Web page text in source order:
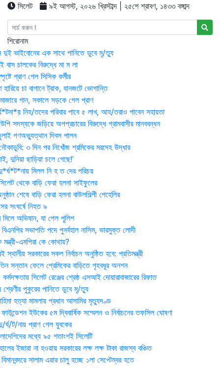
সিলেট ৯ই আগস্ট, ২০২৬ খ্রিস্টাব্দ | ২৫শে শ্রাবণ, ১৪৩৩ বঙ্গাব্দ
শিরোনাম
দুই ভাইবোনের এক সাথে পানিতে ডুবে মৃ/ত্যু
বাস চালকের বিরুদ্ধে মা ম লা
প্রাণ গেল সিসিক কর্মীর
হারিয়ে চা বাগানে ট্রাক, যানজটে ভোগান্তি
গান, সকালে সড়কে গেল প্রাণ
নিহ/তদের পরিবার পাবে ৫ লাখ, আহ/তরাও পাবেন সহায়তা
সদস্যকে জড়িয়ে অপপ্রচারের বিরুদ্ধে গ্রামবাসীর মানববন্ধন
গণঅভ্যুত্থান দিবস পালন
৩ দিন পর নিখোঁজ শ্রমিকের মরদেহ উদ্ধার
দুনিয়া ছাড়িয়া চলে গেছে!’
মিলল নি হ ত দের পরিচয়
থেকে বাড়ি ফেরা হলনা সাইফুলের
শেষে বাড়ি ফেরা হলনা বাউলশিল্পী পেহেলির
সংঘর্ষে নিহত ৯
মিলে অভিযান, যা পেল পুলিশ
সভাপতি পদে পুনর্বহাল নাসিম, ভারমুক্ত লোদী
মন্ত্রী-এমপিরা কে কোথায়?
সরকারের সকল নির্বাচন অনুষ্ঠিত হবে: প্রতিমন্ত্রী
সন্তান ফেলে প্রেমিকের বাড়িতে গৃহবধূর অনশন
সিলেট রেঞ্জের শ্রেষ্ঠ এসআই দোয়ারাবাজারের রিফাত
শ্রেণীর পুকুরের পানিতে ডুবে মৃ/ত্যু
হত্যা মামলায় প্রধান আসামির মৃত্যুদণ্ড
ইউকের ৫ম দ্বিবার্ষিক সম্মেলন ও নির্বাচনের তফসিল ঘোষণা
ট/নায় প্রাণ গেল যুবকের
মধ্যে ৯৫ শতাংশই সিলেটি
ইজারা না হওয়ায় সরকারের লক্ষ লক্ষ টাকা রাজস্ব বঞ্চিত
সালাম এয়ার চালু হচ্ছে ১লা সেপ্টেম্বর হতে